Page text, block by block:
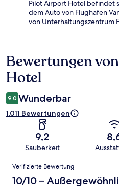
Pilot Airport Hotel befindet
dem Auto von Flughafen
von Unterhaltungszentrum
Bewertungen
Bewertungen
Hotel
9,0 Wunderbar
1.011 Bewertungen
9,2
Sauberkeit
Bewertungen
Verifizierte Bewertung
10/10 –